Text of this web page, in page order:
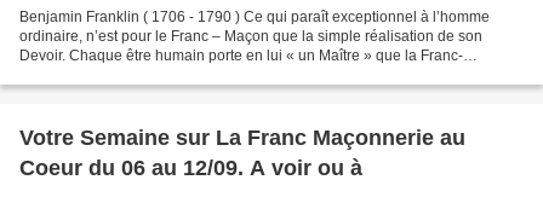
Benjamin Franklin ( 1706 - 1790 ) Ce qui paraît exceptionnel à l’homme
ordinaire, n’est pour le Franc – Maçon que la simple réalisation de son
Devoir. Chaque être humain porte en lui « un Maître » que la Franc-
Votre Semaine sur La Franc Maçonnerie au
Coeur du 06 au 12/09. A voir ou à